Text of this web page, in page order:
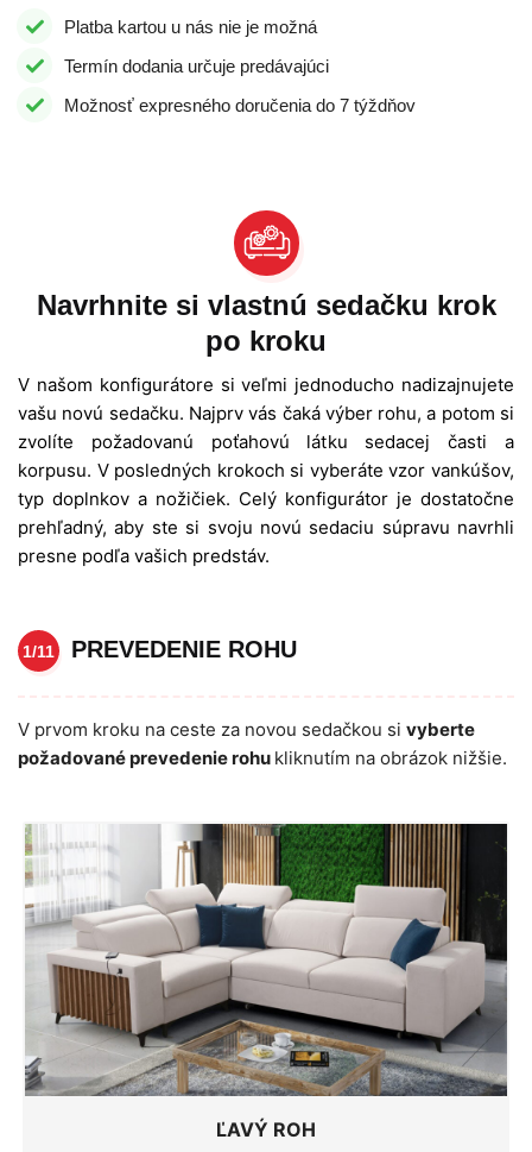
Platba kartou u nás nie je možná
Termín dodania určuje predávajúci
Možnosť expresného doručenia do 7 týždňov
Navrhnite si vlastnú sedačku krok
po kroku
V našom konfigurátore si veľmi jednoducho nadizajnujete
vašu novú sedačku. Najprv vás čaká výber rohu, a potom si
zvolíte požadovanú poťahovú látku sedacej časti a
korpusu. V posledných krokoch si vyberáte vzor vankúšov,
typ doplnkov a nožičiek. Celý konfigurátor je dostatočne
prehľadný, aby ste si svoju novú sedaciu súpravu navrhli
presne podľa vašich predstáv.
1/11 PREVEDENIE ROHU
V prvom kroku na ceste za novou sedačkou si vyberte
požadované prevedenie rohu kliknutím na obrázok nižšie.
ĽAVÝ ROH